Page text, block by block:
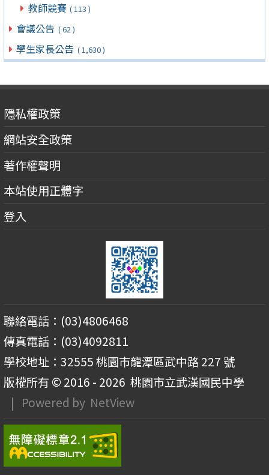
教師競賽 ( 113 )
會議公告 ( 62 )
學生家長公告 ( 1,630 )
隱私權政策
網站安全政策
著作權聲明
本站使用正體字
登入
聯絡電話：(03)4806468
傳真電話：(03)4092811
學校地址：32555 桃園市龍潭區武中路 227 號
版權所有 © 2016 - 2026 桃園市立武漢國民中學
| Powered by NetView